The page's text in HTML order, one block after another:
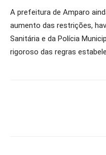
A prefeitura de Amparo
aumento das restrições,
Sanitária e da Polícia
rigoroso das regras